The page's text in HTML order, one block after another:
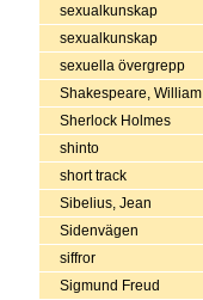
sexualkunskap
sexualkunskap
sexuella övergrepp
Shakespeare, William
Sherlock Holmes
shinto
short track
Sibelius, Jean
Sidenvägen
siffror
Sigmund Freud